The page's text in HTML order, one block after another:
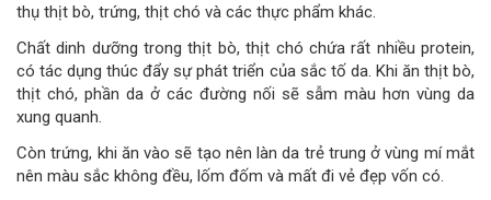
thụ thịt bò, trứng, thịt chó và các thực phẩm khác.
Chất dinh dưỡng trong thịt bò, thịt chó chứa rất nhiều protein,
có tác dụng thúc đẩy sự phát triển của sắc tố da. Khi ăn thịt bò,
thịt chó, phần da ở các đường nối sẽ sẫm màu hơn vùng da
xung quanh.
Còn trứng, khi ăn vào sẽ tạo nên làn da trẻ trung ở vùng mí mắt
nên màu sắc không đều, lốm đốm và mất đi vẻ đẹp vốn có.